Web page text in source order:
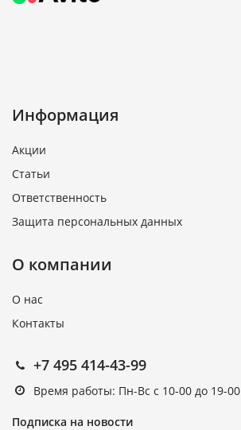
Информация
Акции
Статьи
Ответственность
Защита персональных данных
О компании
О нас
Контакты
+7 495 414-43-99
Время работы: Пн-Вс с 10-00 до 19-00
Подписка на новости